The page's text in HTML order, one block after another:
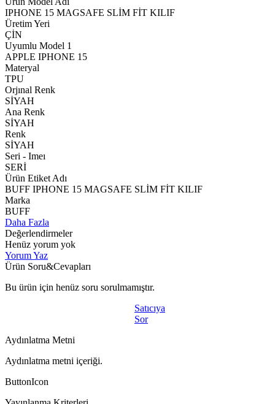
IPHONE 15 MAGSAFE SLİM FİT KILIF
Üretim Yeri
ÇİN
Uyumlu Model 1
APPLE IPHONE 15
Materyal
TPU
Orjınal Renk
SİYAH
Ana Renk
SİYAH
Renk
SİYAH
Seri - Imeı
SERİ
Ürün Etiket Adı
BUFF IPHONE 15 MAGSAFE SLİM FİT KILIF
Marka
BUFF
Daha Fazla
Değerlendirmeler
Henüz yorum yok
Yorum Yaz
Ürün Soru&Cevapları
Bu ürün için henüz soru sorulmamıştır.
Satıcıya
Sor
Aydınlatma Metni
Aydınlatma metni içeriği.
ButtonIcon